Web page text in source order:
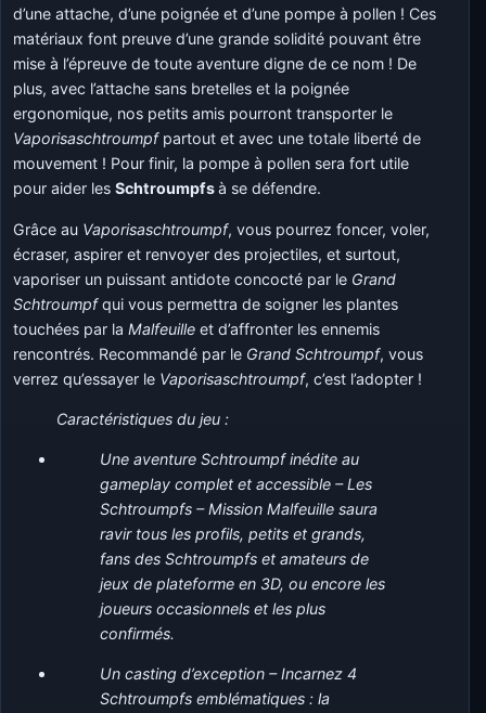
d’une attache, d’une poignée et d’une pompe à pollen ! Ces
matériaux font preuve d’une grande solidité pouvant être
mise à l’épreuve de toute aventure digne de ce nom ! De
plus, avec l’attache sans bretelles et la poignée
ergonomique, nos petits amis pourront transporter le
Vaporisaschtroumpfpartout et avec une totale liberté de
mouvement ! Pour finir, la pompe à pollen sera fort utile
pour aider lesSchtroumpfsà se défendre.
Grâce au Vaporisaschtroumpf, vous pourrez foncer, voler,
écraser, aspirer et renvoyer des projectiles, et surtout,
vaporiser un puissant antidote concocté par le Grand
Schtroumpfqui vous permettra de soigner les plantes
touchées par laMalfeuille et d’affronter les ennemis
rencontrés. Recommandé par le Grand Schtroumpf, vous
verrez qu’essayer le Vaporisaschtroumpf, c’est l’adopter !
Caractéristiques du jeu :
Une aventure Schtroumpf inédite au
gameplay complet et accessible – Les
Schtroumpfs – Mission Malfeuille saura
ravir tous les profils, petits et grands,
fans des Schtroumpfs et amateurs de
jeux de plateforme en 3D, ou encore les
joueurs occasionnels et les plus
confirmés.
Un casting d’exception – Incarnez 4
Schtroumpfs emblématiques : la